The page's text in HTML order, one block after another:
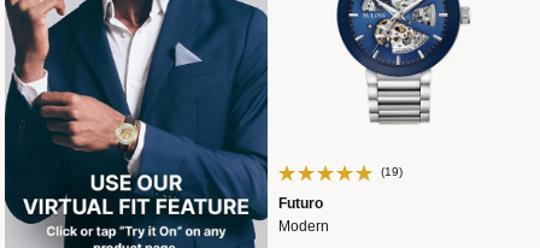
(19)
Futuro
Modern